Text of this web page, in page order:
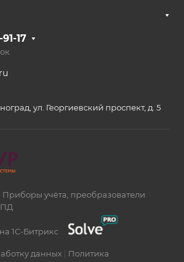
17
ул. Георгиевский проспект, д. 5
учёта, преобразователи
1С-Битрикс
данных
Политика